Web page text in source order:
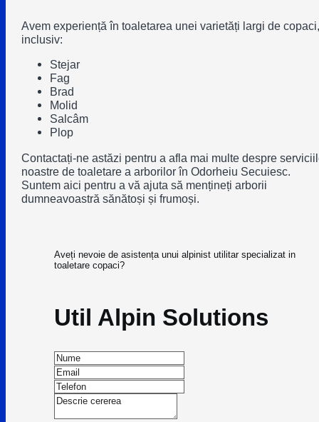
Avem experiență în toaletarea unei varietăți largi de copaci,
inclusiv:
Stejar
Fag
Brad
Molid
Salcâm
Plop
Contactați-ne astăzi pentru a afla mai multe despre
noastre de toaletare a arborilor în Odorheiu Secuiesc.
Suntem aici pentru a vă ajuta să mențineți arborii
dumneavoastră sănătoși și frumoși.
Aveți nevoie de asistența unui alpinist utilitar specializat in
toaletare copaci?
Util Alpin Solutions